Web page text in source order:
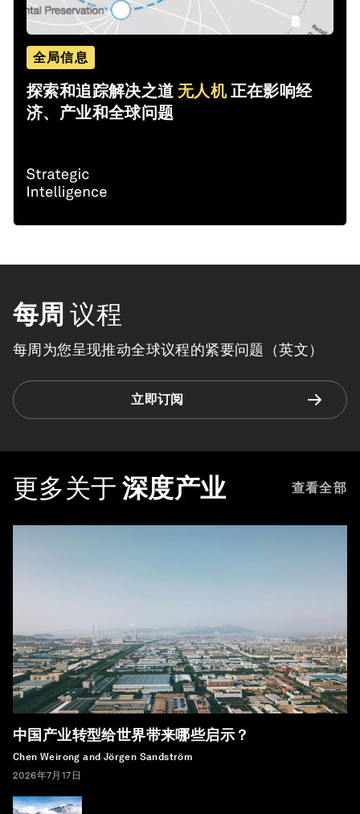
全局信息
探索和追踪解决之道 无人机正在影响经
济、产业和全球问题
每周 议程
每周为您呈现推动全球议程的紧要问题（英文）
立即订阅
更多关于 深度产业 查看全部
中国产业转型给世界带来哪些启示？
Chen Weirong and Jörgen Sandström
2026年7月17日